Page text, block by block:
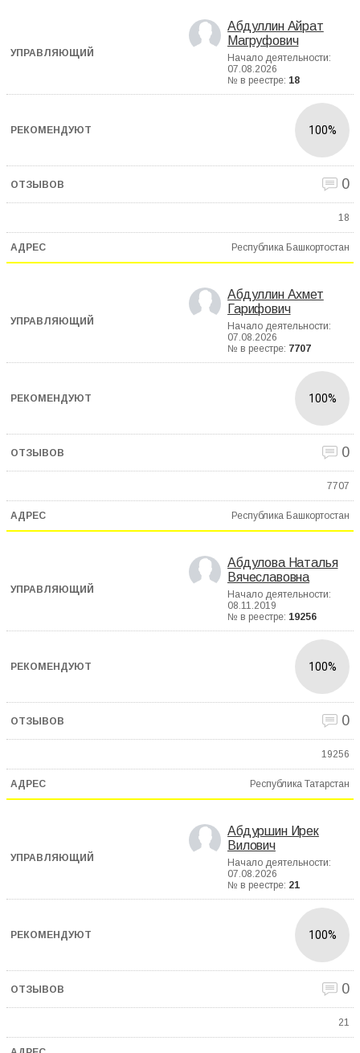
Абдуллин Айрат
Магруфович
Начало деятельности:
07.08.2026
№ в реестре: 18
100%
0
18
Республика Башкортостан
Абдуллин Ахмет
Гарифович
Начало деятельности:
07.08.2026
№ в реестре: 7707
100%
0
7707
Республика Башкортостан
Абдулова Наталья
Вячеславовна
Начало деятельности:
08.11.2019
№ в реестре: 19256
100%
0
19256
Республика Татарстан
Абдуршин Ирек
Вилович
Начало деятельности:
07.08.2026
№ в реестре: 21
100%
0
21